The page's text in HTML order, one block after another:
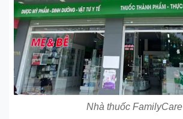
Nhà thuốc FamilyCare